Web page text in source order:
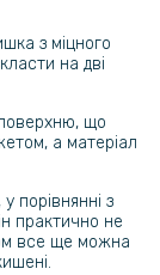
Xiaomi Redmi
з міцного
на дві
що
а матеріал
порівнянні з
практично не
все ще можна